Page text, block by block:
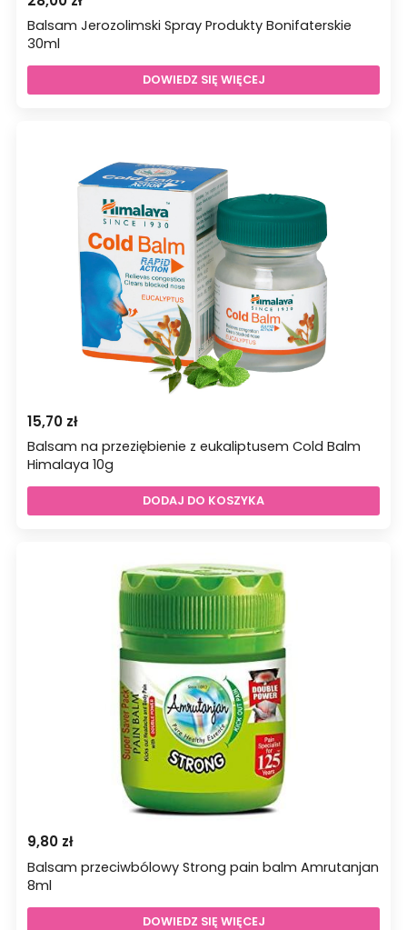
Balsam Jerozolimski Spray Produkty Bonifaterskie
30ml
DOWIEDZ SIĘ WIĘCEJ
15,70 zł
Balsam na przeziębienie z eukaliptusem Cold Balm
Himalaya 10g
DODAJ DO KOSZYKA
9,80 zł
Balsam przeciwbólowy Strong pain balm Amrutanjan
8ml
DOWIEDZ SIĘ WIĘCEJ